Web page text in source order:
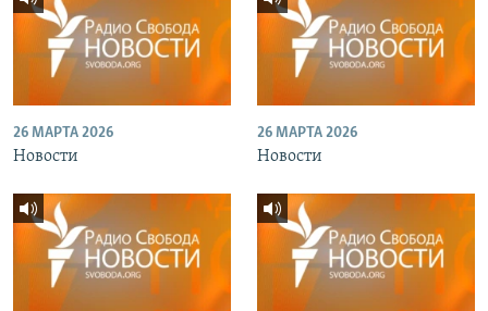
26 МАРТА 2026
Новости
26 МАРТА 2026
Новости